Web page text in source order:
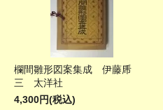
欄間雛形図案集成 伊藤乕
三 太洋社
4,300円(税込)